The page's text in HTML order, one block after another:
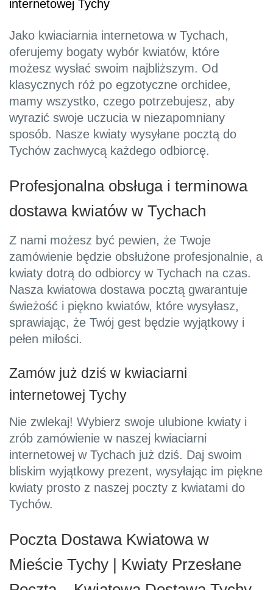
internetowej Tychy
Jako kwiaciarnia internetowa w Tychach,
oferujemy bogaty wybór kwiatów, które
możesz wysłać swoim najbliższym. Od
klasycznych róż po egzotyczne orchidee,
mamy wszystko, czego potrzebujesz, aby
wyrazić swoje uczucia w niezapomniany
sposób. Nasze kwiaty wysyłane pocztą do
Tychów zachwycą każdego odbiorcę.
Profesjonalna obsługa i terminowa
dostawa kwiatów w Tychach
Z nami możesz być pewien, że Twoje
zamówienie będzie obsłużone profesjonalnie, a
kwiaty dotrą do odbiorcy w Tychach na czas.
Nasza kwiatowa dostawa pocztą gwarantuje
świeżość i piękno kwiatów, które wysyłasz,
sprawiając, że Twój gest będzie wyjątkowy i
pełen miłości.
Zamów już dziś w kwiaciarni
internetowej Tychy
Nie zwlekaj! Wybierz swoje ulubione kwiaty i
zrób zamówienie w naszej kwiaciarni
internetowej w Tychach już dziś. Daj swoim
bliskim wyjątkowy prezent, wysyłając im piękne
kwiaty prosto z naszej poczty z kwiatami do
Tychów.
Poczta Dostawa Kwiatowa w
Mieście Tychy | Kwiaty Przesłane